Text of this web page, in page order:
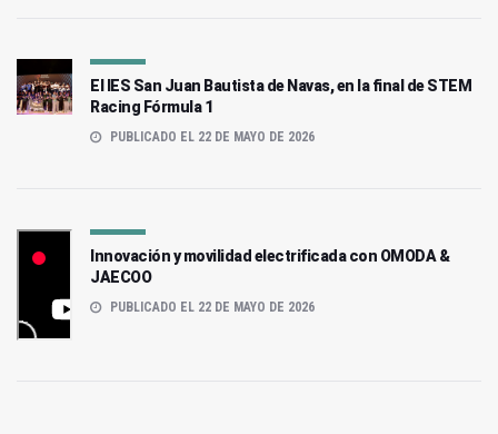
El IES San Juan Bautista de Navas, en la final de STEM
Racing Fórmula 1
PUBLICADO EL 22 DE MAYO DE 2026
Innovación y movilidad electrificada con OMODA &
JAECOO
PUBLICADO EL 22 DE MAYO DE 2026